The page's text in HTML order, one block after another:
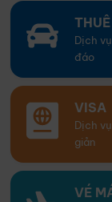
Dịch
đáo
VISA
Dịch
giản
VÉ